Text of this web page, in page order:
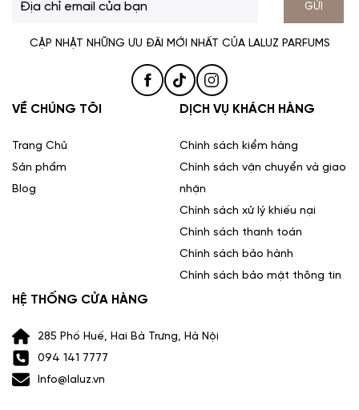
GỬI
CẬP NHẬT NHỮNG ƯU ĐÃI MỚI NHẤT CỦA LALUZ PARFUMS
VỀ CHÚNG TÔI
Trang Chủ
Sản phẩm
Blog
DỊCH VỤ KHÁCH HÀNG
Chính sách kiểm hàng
Chính sách vận chuyển và giao
nhận
Chính sách xử lý khiếu nại
Chính sách thanh toán
Chính sách bảo hành
Chính sách bảo mật thông tin
HỆ THỐNG CỬA HÀNG
285 Phố Huế, Hai Bà Trưng, Hà Nội
094 141 7777
Info@laluz.vn